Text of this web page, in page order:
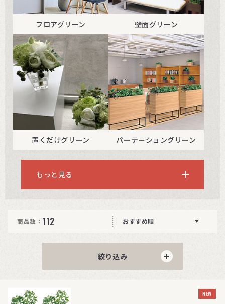
フロアグリーン 壁面グリーン
置くだけグリーン パーテーショングリーン
もっと見る
商品数： 112 おすすめ順
絞り込み
NEW